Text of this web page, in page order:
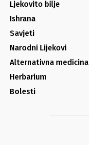
Ljekovito bilje
Ishrana
Savjeti
Narodni Lijekovi
Alternativna medicina
Herbarium
Bolesti